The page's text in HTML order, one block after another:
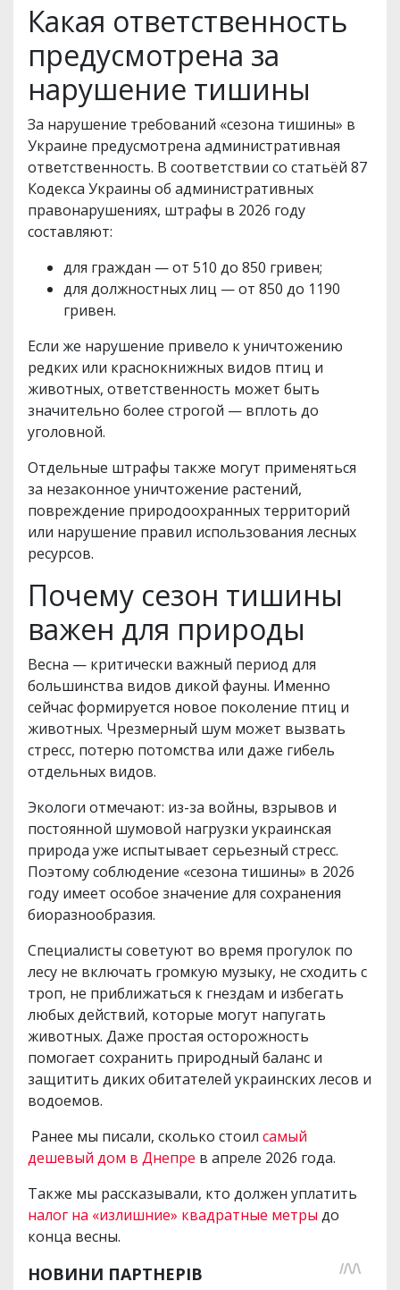
Какая ответственность
предусмотрена за
нарушение тишины
За нарушение требований «сезона тишины» в
Украине предусмотрена административная
ответственность. В соответствии со статьёй 87
Кодекса Украины об административных
правонарушениях, штрафы в 2026 году
составляют:
для граждан — от 510 до 850 гривен;
для должностных лиц — от 850 до 1190
гривен.
Если же нарушение привело к уничтожению
редких или краснокнижных видов птиц и
животных, ответственность может быть
значительно более строгой — вплоть до
уголовной.
Отдельные штрафы также могут применяться
за незаконное уничтожение растений,
повреждение природоохранных территорий
или нарушение правил использования лесных
ресурсов.
Почему сезон тишины
важен для природы
Весна — критически важный период для
большинства видов дикой фауны. Именно
сейчас формируется новое поколение птиц и
животных. Чрезмерный шум может вызвать
стресс, потерю потомства или даже гибель
отдельных видов.
Экологи отмечают: из-за войны, взрывов и
постоянной шумовой нагрузки украинская
природа уже испытывает серьезный стресс.
Поэтому соблюдение «сезона тишины» в 2026
году имеет особое значение для сохранения
биоразнообразия.
Специалисты советуют во время прогулок по
лесу не включать громкую музыку, не сходить с
троп, не приближаться к гнездам и избегать
любых действий, которые могут напугать
животных. Даже простая осторожность
помогает сохранить природный баланс и
защитить диких обитателей украинских лесов и
водоемов.
Ранее мы писали, сколько стоил самый
дешевый дом в Днепре в апреле 2026 года.
Также мы рассказывали, кто должен уплатить
налог на «излишние» квадратные метры до
конца весны.